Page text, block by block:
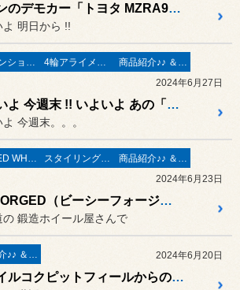
テインのデモカー「トヨタ MZRA90W ノア」も来店 !! ご成約プレゼントも大量に到着❤ いよいよ明日から TEIN（テイン）のイベントが開催です ❤ 2024年6月29日（土）～6月30日（大安）
よ 明日から !!
サスペンション交換 4輪アライメント測定＆調整
商品紹介♪♪ ＆ ”フィール”からのお知らせ。
2024年6月27日
いよいよ 今週末 !! いよいよ あの「EDFC5」が体感できる !! デモカー「トヨタ MZRA90W ノア」も登場 !! TEIN（テイン）のイベントを開催❤ 2024年6月29日（土）～6月30日（大安）
今週末。。。
FORGED WHEELS スタイリング系 ホイール＆タイヤ＆エアロパーツ
商品紹介♪♪ ＆ ”フィール”からのお知らせ。
2024年6月23日
BC FORGED（ビーシーフォージド） RZ24 × POTENZA S007A の装着作業 ／ Mercedes-Benz CLS450
の 鍛造ホイール屋さんで
商品紹介♪♪ ＆ ”フィール”からのお知らせ。 2024年6月20日
スタイルコクピットフィールからのお知らせ